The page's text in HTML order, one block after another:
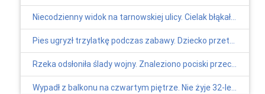
Niecodzienny widok na tarnowskiej ulicy. Cielak błąkał się po ruchliwej drodze
Pies ugryzł trzylatkę podczas zabawy. Dziecko przetransportowano śmigłowcem LPR do szpitala
Rzeka odsłoniła ślady wojny. Znaleziono pociski przeciwlotnicze
Wypadł z balkonu na czwartym piętrze. Nie żyje 32-letni mężczyzna